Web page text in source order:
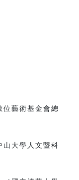
位藝術基金會總
山大學人文暨科